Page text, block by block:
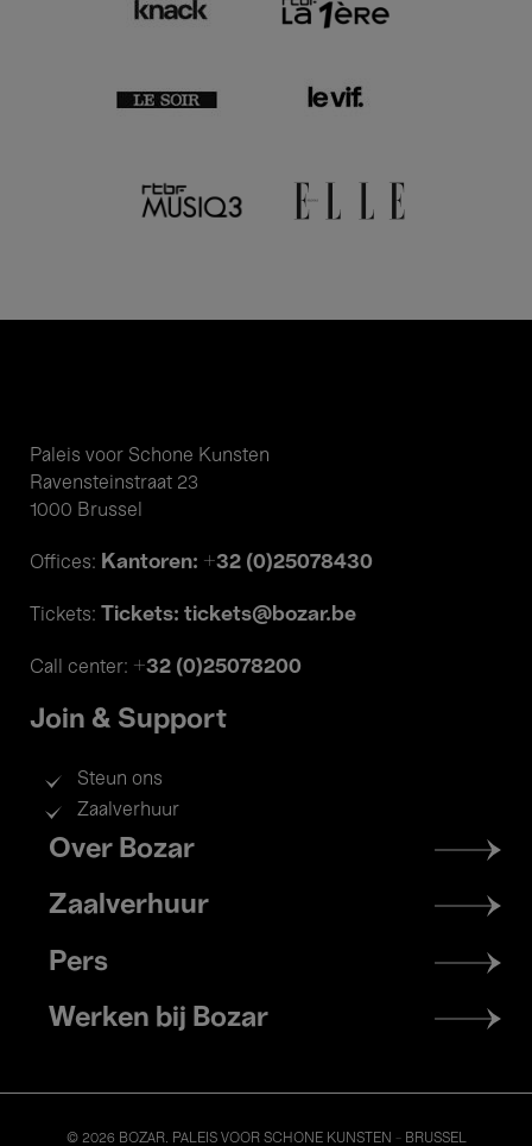
Paleis voor Schone Kunsten
Ravensteinstraat 23
1000 Brussel
Offices: Kantoren: +32 (0)25078430
Tickets: Tickets: tickets@bozar.be
Call center: +32 (0)25078200
Join & Support
Steun ons
Zaalverhuur
Footer
menu
Over Bozar
Zaalverhuur
Pers
Werken bij Bozar
© 2026 BOZAR. PALEIS VOOR SCHONE KUNSTEN - BRUSSEL